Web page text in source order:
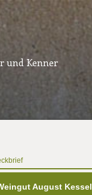
und Kenner
August